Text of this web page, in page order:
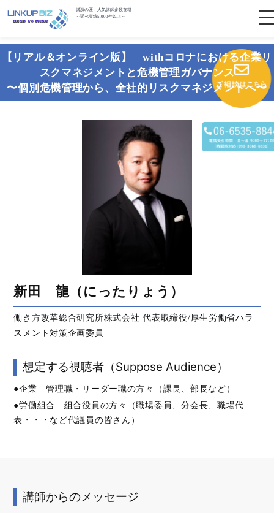
講演の匠 人気講師多数在籍
～延べ実績5,000件以上～
【リアル＆オンライン版】 withコロナにおける企業リ
スクマネジメントと危機管理ガバナンス
〜個別危機管理から、全社的リスクマネジメントへ〜
新田 龍（にったりょう）
働き方改革総合研究所株式会社 代表取締役/厚生労働省ハラ
スメント対策企画委員
想定する視聴者（Suppose Audience）
●企業 管理職・リーダー職の方々（課長、部長など）
●労働組合 組合役員の方々（職場委員、分会長、職場代
表・・・など代議員の皆さん）
講師からのメッセージ